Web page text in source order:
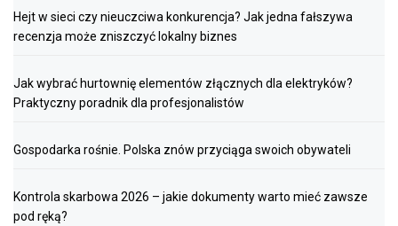
Hejt w sieci czy nieuczciwa konkurencja? Jak jedna fałszywa
recenzja może zniszczyć lokalny biznes
Jak wybrać hurtownię elementów złącznych dla elektryków?
Praktyczny poradnik dla profesjonalistów
Gospodarka rośnie. Polska znów przyciąga swoich obywateli
Kontrola skarbowa 2026 – jakie dokumenty warto mieć zawsze
pod ręką?